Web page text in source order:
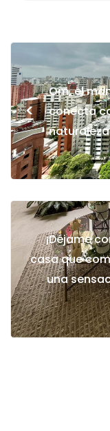
<
Om, el
conecta
¡Déjame
casa que
una